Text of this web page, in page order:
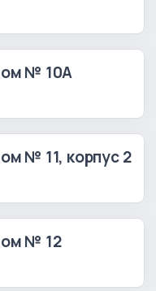
№ 10А
№ 11, корпус 2
№ 12